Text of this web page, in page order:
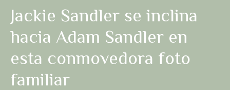
Jackie Sandler se inclina
hacia Adam Sandler en
esta conmovedora foto
familiar